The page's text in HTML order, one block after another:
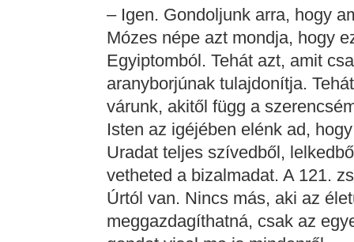
– Igen. Gondoljunk arra, hogy
Mózes népe azt mondja, hogy
Egyiptomból. Tehát azt, amit
aranyborjúnak tulajdonítja.
várunk, akitől függ a
Isten az igéjében elénk ad,
Uradat teljes szívedből,
vetheted a bizalmadat. A 121.
Úrtól van. Nincs más, aki az
meggazdagíthatná, csak az